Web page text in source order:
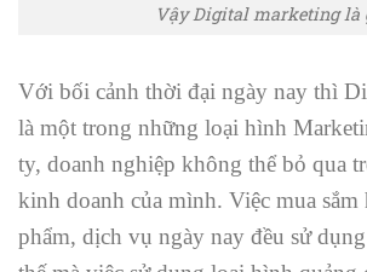
Vậy Digital marketing là
Với bối cảnh thời đại ngày nay thì
là một trong những loại hình
ty, doanh nghiệp không thể bỏ qua
kinh doanh của mình. Việc mua sắm
phẩm, dịch vụ ngày nay đều sử